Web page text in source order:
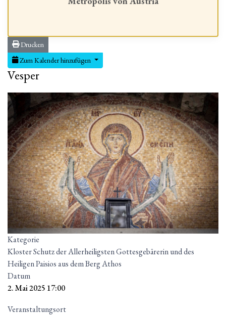
Drucken
Zum Kalender hinzufügen
Vesper
Kategorie
Kloster Schutz der Allerheiligsten Gottesgebärerin und des
Heiligen Paisios aus dem Berg Athos
Datum
2. Mai 2025 17:00
Veranstaltungsort